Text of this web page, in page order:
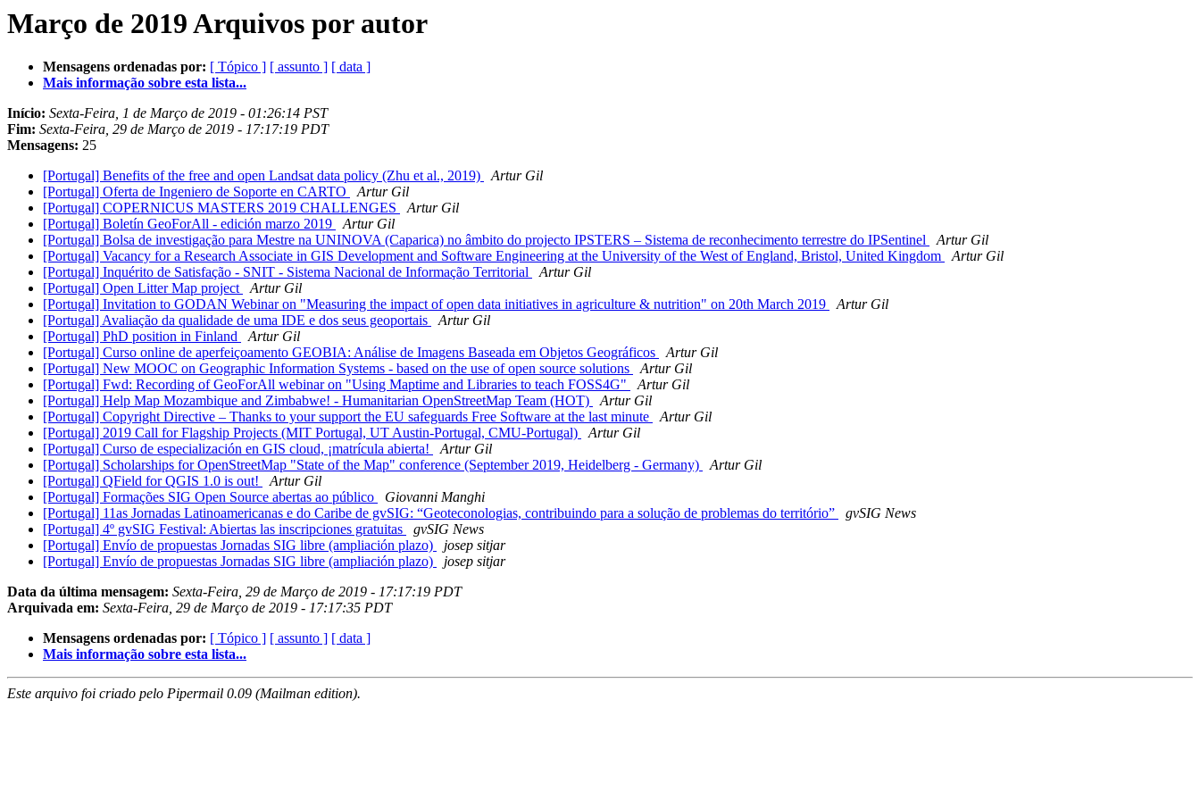
Março de 2019 Arquivos por autor
Mensagens ordenadas por: [ Tópico ] [ assunto ] [ data ]
Mais informação sobre esta lista...
Início: Sexta-Feira, 1 de Março de 2019 - 01:26:14 PST
Fim: Sexta-Feira, 29 de Março de 2019 - 17:17:19 PDT
Mensagens: 25
[Portugal] Benefits of the free and open Landsat data policy (Zhu et al., 2019)
Artur Gil
[Portugal] Oferta de Ingeniero de Soporte en CARTO
Artur Gil
[Portugal] COPERNICUS MASTERS 2019 CHALLENGES
Artur Gil
[Portugal] Boletín GeoForAll - edición marzo 2019
Artur Gil
[Portugal] Bolsa de investigação para Mestre na UNINOVA (Caparica) no âmbito do projecto IPSTERS – Sistema de reconhecimento terrestre do IPSentinel
Artur Gil
[Portugal] Vacancy for a Research Associate in GIS Development and Software Engineering at the University of the West of England, Bristol, United Kingdom
Artur Gil
[Portugal] Inquérito de Satisfação - SNIT - Sistema Nacional de Informação Territorial
Artur Gil
[Portugal] Open Litter Map project
Artur Gil
[Portugal] Invitation to GODAN Webinar on "Measuring the impact of open data initiatives in agriculture & nutrition" on 20th March 2019
Artur Gil
[Portugal] Avaliação da qualidade de uma IDE e dos seus geoportais
Artur Gil
[Portugal] PhD position in Finland
Artur Gil
[Portugal] Curso online de aperfeiçoamento GEOBIA: Análise de Imagens Baseada em Objetos Geográficos
Artur Gil
[Portugal] New MOOC on Geographic Information Systems - based on the use of open source solutions
Artur Gil
[Portugal] Fwd: Recording of GeoForAll webinar on "Using Maptime and Libraries to teach FOSS4G"
Artur Gil
[Portugal] Help Map Mozambique and Zimbabwe! - Humanitarian OpenStreetMap Team (HOT)
Artur Gil
[Portugal] Copyright Directive – Thanks to your support the EU safeguards Free Software at the last minute
Artur Gil
[Portugal] 2019 Call for Flagship Projects (MIT Portugal, UT Austin-Portugal, CMU-Portugal)
Artur Gil
[Portugal] Curso de especialización en GIS cloud, ¡matrícula abierta!
Artur Gil
[Portugal] Scholarships for OpenStreetMap "State of the Map" conference (September 2019, Heidelberg - Germany)
Artur Gil
[Portugal] QField for QGIS 1.0 is out!
Artur Gil
[Portugal] Formações SIG Open Source abertas ao público
Giovanni Manghi
[Portugal] 11as Jornadas Latinoamericanas e do Caribe de gvSIG: “Geoteconologias, contribuindo para a solução de problemas do território”
gvSIG News
[Portugal] 4º gvSIG Festival: Abiertas las inscripciones gratuitas
gvSIG News
[Portugal] Envío de propuestas Jornadas SIG libre (ampliación plazo)
josep sitjar
[Portugal] Envío de propuestas Jornadas SIG libre (ampliación plazo)
josep sitjar
Data da última mensagem: Sexta-Feira, 29 de Março de 2019 - 17:17:19 PDT
Arquivada em: Sexta-Feira, 29 de Março de 2019 - 17:17:35 PDT
Mensagens ordenadas por: [ Tópico ] [ assunto ] [ data ]
Mais informação sobre esta lista...
Este arquivo foi criado pelo Pipermail 0.09 (Mailman edition).